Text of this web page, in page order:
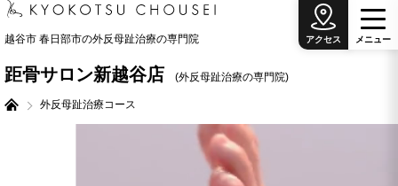
越谷市 春日部市の外反母趾治療の専門院
距骨サロン新越谷店 (外反母趾治療の専門院)
外反母趾治療コース
メニ ュ ー
アクセス